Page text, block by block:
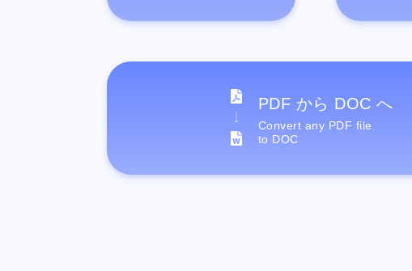
PDF から DOC へ
Convert any PDF file
to DOC